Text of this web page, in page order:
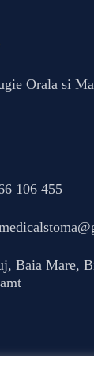
Orala si
106 455
, Baia Mare,